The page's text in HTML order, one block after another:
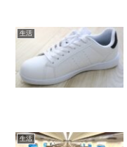
生活
生活